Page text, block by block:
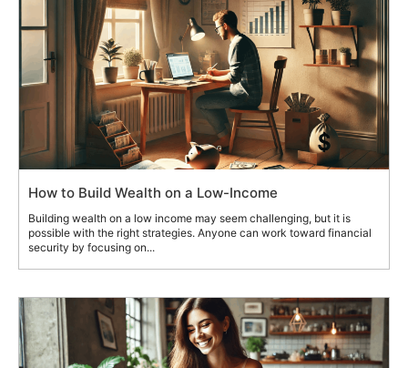
How to Build Wealth on a Low-Income
Building wealth on a low income may seem challenging, but it is
possible with the right strategies. Anyone can work toward financial
security by focusing on...